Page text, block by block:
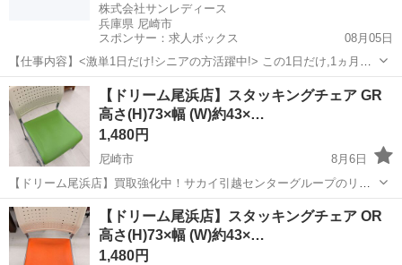
株式会社サンレディース
兵庫県 尼崎市
スポンサー：求人ボックス
08月05日
【仕事内容】<激単1日だけ!シニアの方活躍中!> この1日だけ,1ヵ月間
だけ,4時間だけなど あなた優先で自由に決めれます! シニア・60代・
70代の方を 積極的に採用中 たくさんご活躍いただいてます こんなお
仕事をお願いします!...
アルバイト・パート
【ドリーム尾浜店】スタッキングチェア GR
高さ(H)73×幅 (W)約43×…
1,480円
尼崎市
8月6日
【ドリーム尾浜店】買取強化中！サカイ引越センターグループのリサ
イクルショップです！ 店頭ご購入の際に「ジモティを見た」と言って
いただくとジモティ限定価格（掲載価格の7%OFF）でご購入が可能で
す。 ぜひ店頭にてスタッ...
兵庫 尼崎市 椅子 ドリーム
【ドリーム尾浜店】スタッキングチェア OR
高さ(H)73×幅 (W)約43×…
1,480円